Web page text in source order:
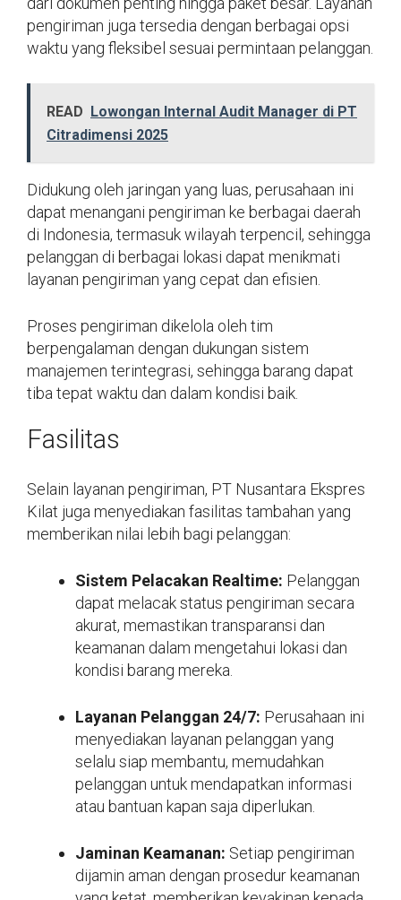
pengiriman juga tersedia dengan berbagai opsi
waktu yang fleksibel sesuai permintaan pelanggan.
READ
Lowongan Internal Audit Manager di PT
Citradimensi 2025
Didukung oleh jaringan yang luas, perusahaan ini
dapat menangani pengiriman ke berbagai daerah
di Indonesia, termasuk wilayah terpencil, sehingga
pelanggan di berbagai lokasi dapat menikmati
layanan pengiriman yang cepat dan efisien.
Proses pengiriman dikelola oleh tim
berpengalaman dengan dukungan sistem
manajemen terintegrasi, sehingga barang dapat
tiba tepat waktu dan dalam kondisi baik.
Fasilitas
Selain layanan pengiriman, PT Nusantara Ekspres
Kilat juga menyediakan fasilitas tambahan yang
memberikan nilai lebih bagi pelanggan:
Sistem Pelacakan Realtime: Pelanggan
dapat melacak status pengiriman secara
akurat, memastikan transparansi dan
keamanan dalam mengetahui lokasi dan
kondisi barang mereka.
Layanan Pelanggan 24/7: Perusahaan ini
menyediakan layanan pelanggan yang
selalu siap membantu, memudahkan
pelanggan untuk mendapatkan informasi
atau bantuan kapan saja diperlukan.
Jaminan Keamanan: Setiap pengiriman
dijamin aman dengan prosedur keamanan